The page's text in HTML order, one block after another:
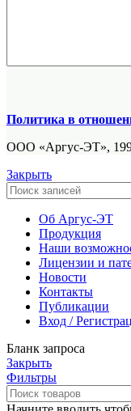
Политика в
ООО «Аргус-ЭТ»,
Закрыть
Об Аргус-ЭТ
Продукция
Наши
Лицензии и
Новости
Контакты
Публикации
Вход /
Бланк запроса
Закрыть
Фильтры